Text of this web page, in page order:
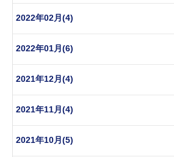
2022年02月(4)
2022年01月(6)
2021年12月(4)
2021年11月(4)
2021年10月(5)